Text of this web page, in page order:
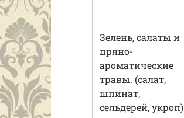
Зелень, салаты и
пряно-
ароматические
травы. (салат,
шпинат,
сельдерей, укроп)